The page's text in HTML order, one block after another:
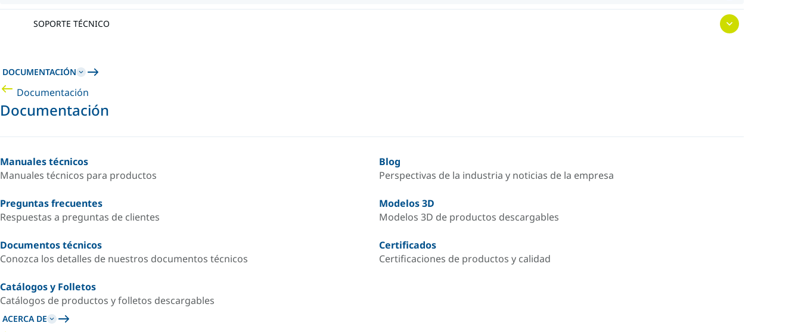
SOPORTE TÉCNICO
DOCUMENTACIÓN
Documentación
Documentación
Manuales técnicos
Manuales técnicos para productos
Blog
Perspectivas de la industria y noticias de la empresa
Preguntas frecuentes
Respuestas a preguntas de clientes
Modelos 3D
Modelos 3D de productos descargables
Documentos técnicos
Conozca los detalles de nuestros documentos técnicos
Certificados
Certificaciones de productos y calidad
Catálogos y Folletos
Catálogos de productos y folletos descargables
ACERCA DE